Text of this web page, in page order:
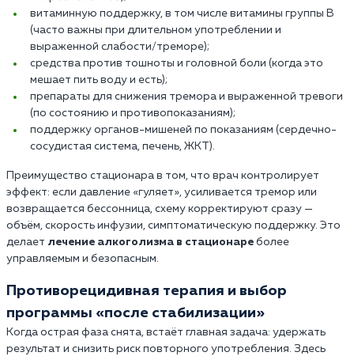
витаминную поддержку, в том числе витамины группы B
(часто важны при длительном употреблении и
выраженной слабости/треморе);
средства против тошноты и головной боли (когда это
мешает пить воду и есть);
препараты для снижения тремора и выраженной тревоги
(по состоянию и противопоказаниям);
поддержку органов-мишеней по показаниям (сердечно-
сосудистая система, печень, ЖКТ).
Преимущество стационара в том, что врач контролирует
эффект: если давление «гуляет», усиливается тремор или
возвращается бессонница, схему корректируют сразу —
объём, скорость инфузии, симптоматическую поддержку. Это
делает лечение алкоголизма в стационаре более
управляемым и безопасным.
Противорецидивная терапия и выбор
программы «после стабилизации»
Когда острая фаза снята, встаёт главная задача: удержать
результат и снизить риск повторного употребления. Здесь